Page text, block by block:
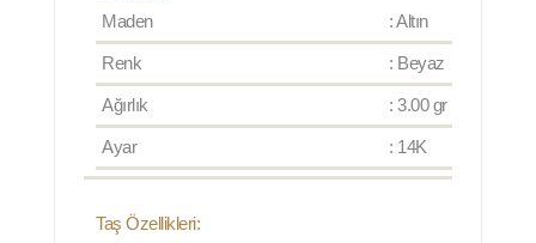
Maden
: Altın
Renk : Beyaz
Ağırlık : 3.00 gr
Ayar : 14K
Taş Özellikleri: